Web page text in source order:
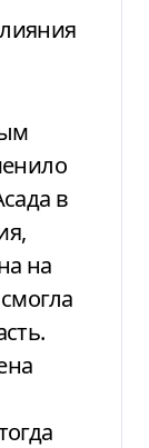
в
на